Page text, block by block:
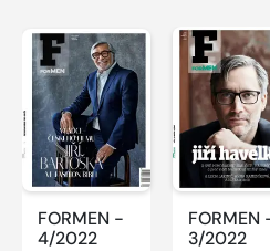
FORMEN -
4/2022
FORMEN
3/2022